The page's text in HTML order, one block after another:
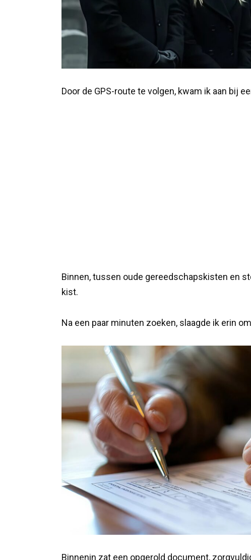
Door de GPS-route te volgen, kwam ik aan bij
Binnen, tussen oude gereedschapskisten en
kist.
Na een paar minuten zoeken, slaagde ik erin
Binnenin zat een opgerold document,